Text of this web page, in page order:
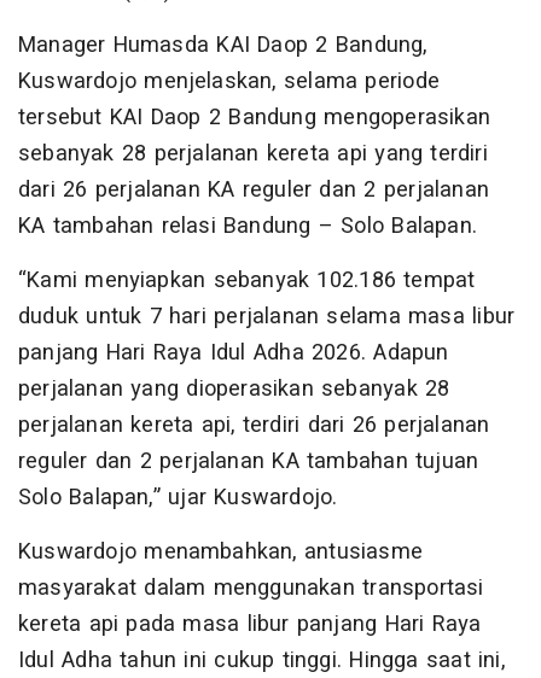
Manager Humasda KAI Daop 2 Bandung,
Kuswardojo menjelaskan, selama periode
tersebut KAI Daop 2 Bandung mengoperasikan
sebanyak 28 perjalanan kereta api yang terdiri
dari 26 perjalanan KA reguler dan 2 perjalanan
KA tambahan relasi Bandung – Solo Balapan.
“Kami menyiapkan sebanyak 102.186 tempat
duduk untuk 7 hari perjalanan selama masa libur
panjang Hari Raya Idul Adha 2026. Adapun
perjalanan yang dioperasikan sebanyak 28
perjalanan kereta api, terdiri dari 26 perjalanan
reguler dan 2 perjalanan KA tambahan tujuan
Solo Balapan,” ujar Kuswardojo.
Kuswardojo menambahkan, antusiasme
masyarakat dalam menggunakan transportasi
kereta api pada masa libur panjang Hari Raya
Idul Adha tahun ini cukup tinggi. Hingga saat ini,